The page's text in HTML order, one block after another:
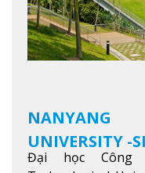
NANYANG
UNIVERSITY -
Đại học Công